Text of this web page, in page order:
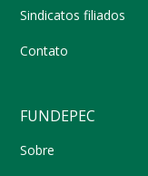
Sindicatos filiados
Contato
FUNDEPEC
Sobre